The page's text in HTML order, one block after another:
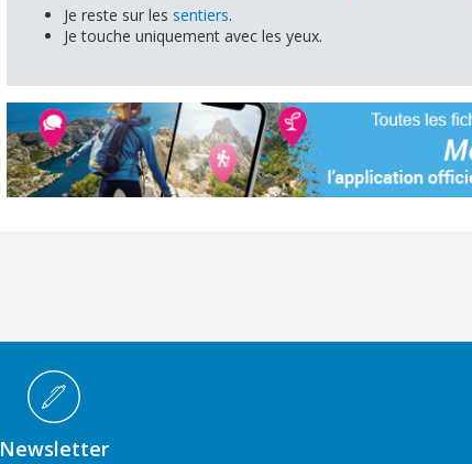
Je reste sur les sentiers.
Je touche uniquement avec les yeux.
Newsletter